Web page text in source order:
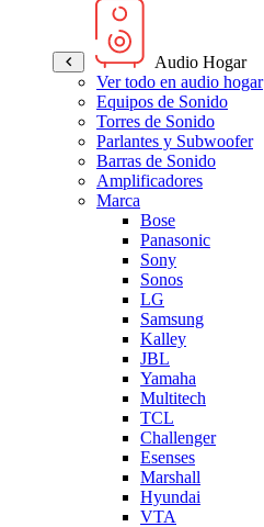
Audio Hogar
Ver todo en audio hogar
Equipos de Sonido
Torres de Sonido
Parlantes y Subwoofer
Barras de Sonido
Amplificadores
Marca
Bose
Panasonic
Sony
Sonos
LG
Samsung
Kalley
JBL
Yamaha
Multitech
TCL
Challenger
Esenses
Marshall
Hyundai
VTA